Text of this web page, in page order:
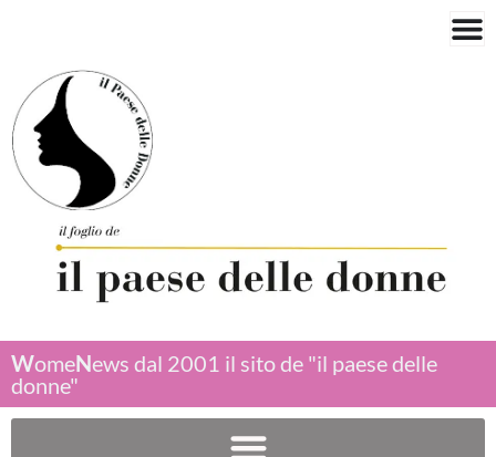
WomeNews dal 2001 il sito de "il paese delle
donne"